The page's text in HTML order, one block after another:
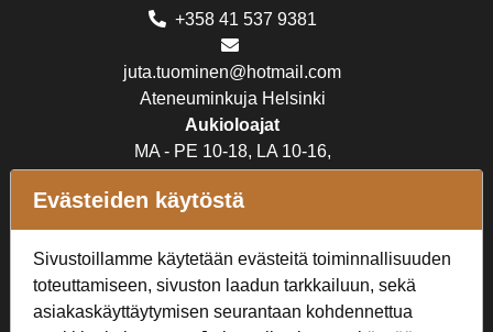
+358 41 537 9381
juta.tuominen@hotmail.com
Ateneuminkuja Helsinki
Aukioloajat
MA - PE 10-18, LA 10-16,
Tilaus- ja toimitusehdot
Rekisteriseloste
Evästeiden käytöstä
Sivustoillamme käytetään evästeitä toiminnallisuuden
toteuttamiseen, sivuston laadun tarkkailuun, sekä
asiakaskäyttäytymisen seurantaan kohdennettua